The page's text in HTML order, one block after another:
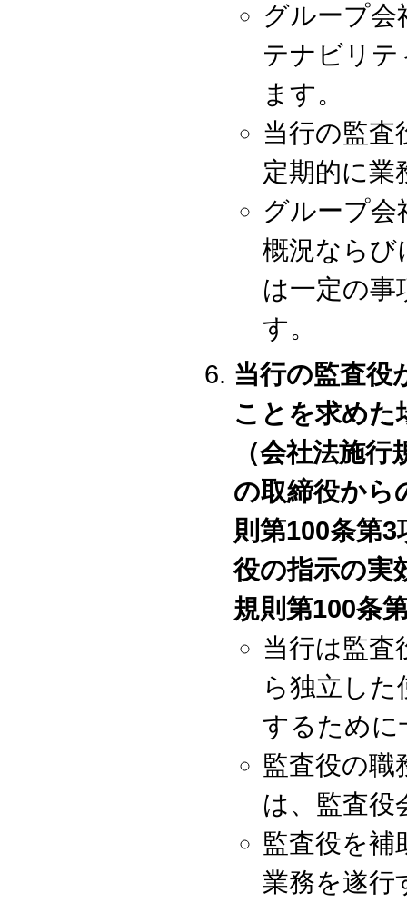
グループ会
テナビリテ
ます。
当行の監査
定期的に業
グループ会
概況ならび
は一定の事
す。
当行の監査役
ことを求めた
（会社法施
の取締役から
則第100条第
役の指示の実
規則第100条
当行は監査
ら独立し
するために
監査役の職
は、監査役
監査役を補
業務を遂行